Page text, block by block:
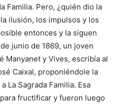
Familia. Pero, ¿quién dio la
ilusión, los impulsos y los
entonces y la siguen
junio de 1869, un joven
Manyanet y Vives, escribía al
Caixal, proponiéndole la
La Sagrada Familia. Esa
fructificar y fueron luego